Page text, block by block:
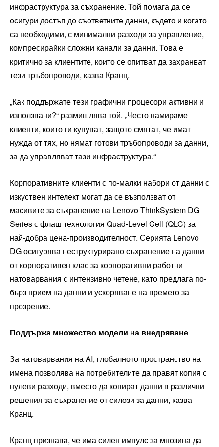
инфраструктура за съхранение. Той помага да се
осигури достъп до съответните данни, където и когато
са необходими, с минимални разходи за управление,
компресирайки сложни канали за данни. Това е
критично за клиентите, които се опитват да захранват
тези тръбопроводи, казва Кранц.
„Как поддържате тези графични процесори активни и
използвани?“ размишлява той. „Често намираме
клиенти, които ги купуват, защото смятат, че имат
нужда от тях, но нямат готови тръбопроводи за данни,
за да управляват тази инфраструктура.“
Корпоративните клиенти с по-малки набори от данни с
изкуствен интелект могат да се възползват от
масивите за съхранение на Lenovo ThinkSystem DG
Series с флаш технология Quad-Level Cell (QLC) за
най-добра цена-производителност. Серията Lenovo
DG осигурява неструктурирано съхранение на данни
от корпоративен клас за корпоративни работни
натоварвания с интензивно четене, като предлага по-
бърз прием на данни и ускоряване на времето за
прозрение.
Поддържа множество модели на внедряване
За натоварвания на AI, глобалното пространство на
имена позволява на потребителите да правят копия с
нулеви разходи, вместо да копират данни в различни
решения за съхранение от силози за данни, казва
Кранц.
Кранц признава, че има силен импулс за мнозина да